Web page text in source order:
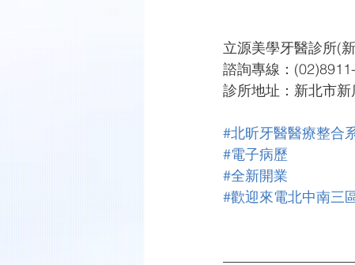
立源美學牙醫診所(
諮詢專線：
診所地址：新北市
#北昕牙醫醫療整合
#電子病歷
#全新開業
#歡迎來電北中南三